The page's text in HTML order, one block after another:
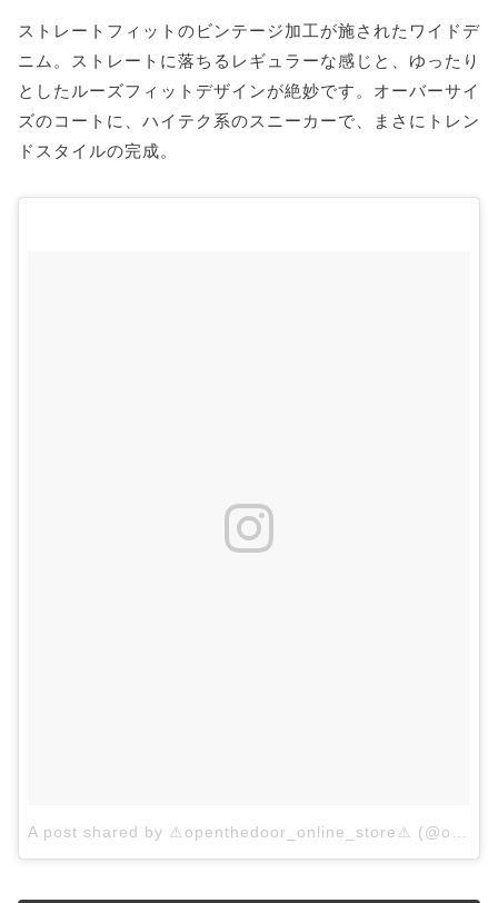
ストレートフィットのビンテージ加工が施されたワイドデ
ニム。ストレートに落ちるレギュラーな感じと、ゆったり
としたルーズフィットデザインが絶妙です。オーバーサイ
ズのコートに、ハイテク系のスニーカーで、まさにトレン
ドスタイルの完成。